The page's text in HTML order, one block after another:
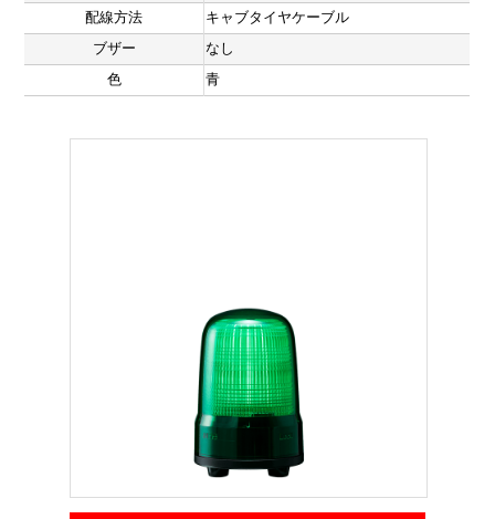
配線方法
キャブタイヤケーブル
ブザー
なし
色
青